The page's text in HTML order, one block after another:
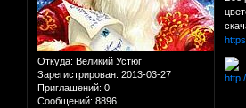
Откуда: Великий Устюг
Зарегистрирован: 2013-03-27
Приглашений: 0
Сообщений: 8896